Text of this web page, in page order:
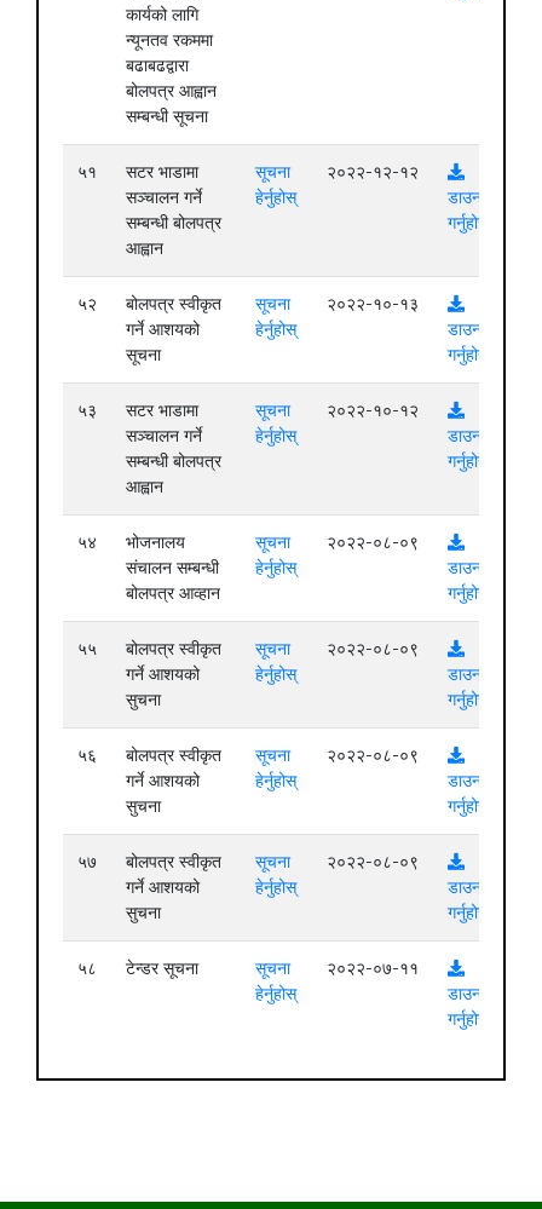
कार्यको लागि
न्यूनतव रकममा
बढाबढद्वारा
बोलपत्र आह्वान
सम्बन्धी सूचना
५१
सटर भाडामा
सञ्चालन गर्ने
सम्बन्धी बोलपत्र
आह्वान
सूचना
हेर्नुहोस्
२०२२-१२-१२
डाउनलोड
गर्नुहोस्
५२
बोलपत्र स्वीकृत
गर्ने आशयको
सूचना
सूचना
हेर्नुहोस्
२०२२-१०-१३
डाउनलोड
गर्नुहोस्
५३
सटर भाडामा
सञ्चालन गर्ने
सम्बन्धी बोलपत्र
आह्वान
सूचना
हेर्नुहोस्
२०२२-१०-१२
डाउनलोड
गर्नुहोस्
५४
भोजनालय
संचालन सम्बन्धी
बोलपत्र आव्हान
सूचना
हेर्नुहोस्
२०२२-०८-०९
डाउनलोड
गर्नुहोस्
५५
बोलपत्र स्वीकृत
गर्ने आशयको
सुचना
सूचना
हेर्नुहोस्
२०२२-०८-०९
डाउनलोड
गर्नुहोस्
५६
बोलपत्र स्वीकृत
गर्ने आशयको
सुचना
सूचना
हेर्नुहोस्
२०२२-०८-०९
डाउनलोड
गर्नुहोस्
५७
बोलपत्र स्वीकृत
गर्ने आशयको
सुचना
सूचना
हेर्नुहोस्
२०२२-०८-०९
डाउनलोड
गर्नुहोस्
५८ टेन्डर सूचना
सूचना
हेर्नुहोस्
२०२२-०७-११
डाउनलोड
गर्नुहोस्